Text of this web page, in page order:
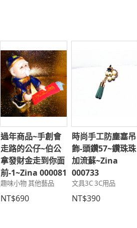
過年商品~手創會
走路的公仔~伯公
拿發財金走到你面
前-1~Zina 000081
趣味小物 其他藝品
NT$690
時尚手工防塵塞吊
飾-頭鑽57~鑽珠珠
加流蘇~Zina
000733
文具3C 3C用品
NT$390